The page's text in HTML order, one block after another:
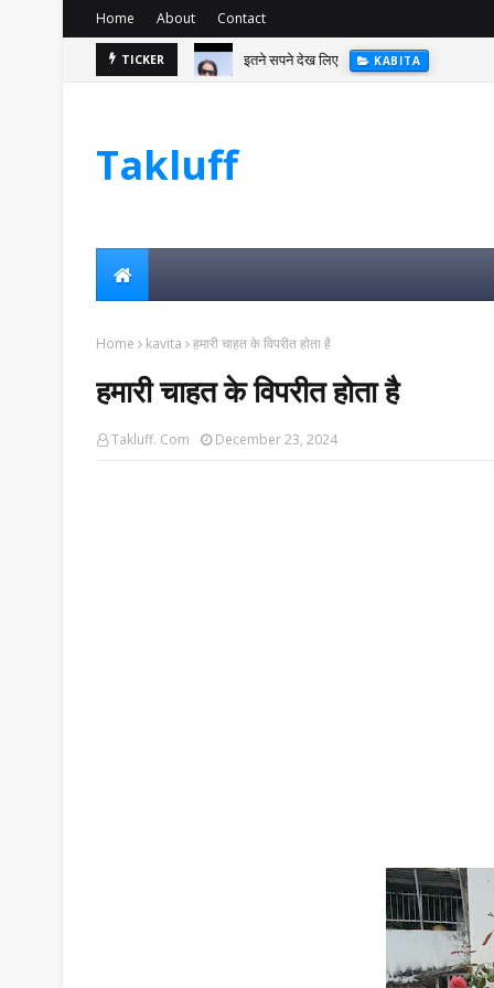
Home About Contact
TICKER इतने सपने देख लिए KABITA
Takluff
Home kavita हमारी चाहत के विपरीत होता है
हमारी चाहत के विपरीत होता है
Takluff. Com December 23, 2024